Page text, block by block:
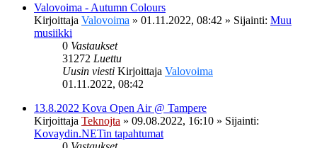
Valovoima - Autumn Colours
Kirjoittaja Valovoima » 01.11.2022, 08:42 » Sijainti: Muu
musiikki
0 Vastaukset
31272 Luettu
Uusin viesti Kirjoittaja Valovoima
01.11.2022, 08:42
13.8.2022 Kova Open Air @ Tampere
Kirjoittaja Teknojta » 09.08.2022, 16:10 » Sijainti:
Kovaydin.NETin tapahtumat